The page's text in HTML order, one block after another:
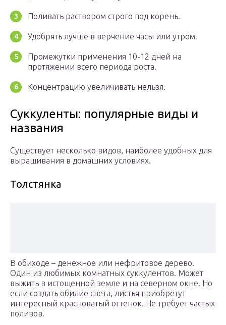
Поливать раствором строго под корень.
Удобрять лучше в верчение часы или утром.
Промежутки применения 10-12 дней на
протяжении всего периода роста.
Концентрацию увеличивать нельзя.
Суккуленты: популярные виды и
названия
Существует несколько видов, наиболее удобных для
выращивания в домашних условиях.
Толстянка
В обиходе – денежное или нефритовое дерево.
Один из любимых комнатных суккулентов. Может
выжить в истощенной земле и на северном окне. Но
если создать обилие света, листья приобретут
интересный красноватый оттенок. Не требует частых
поливов.